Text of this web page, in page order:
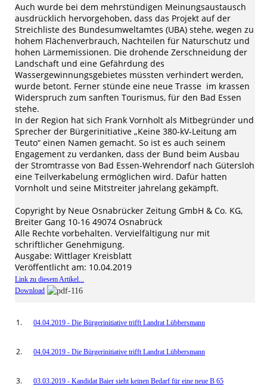
Auch wurde bei dem mehrstündigen Meinungsaustausch
ausdrücklich hervorgehoben, dass das Projekt auf der
Streichliste des Bundesumweltamtes (UBA) stehe, wegen zu
hohem Flächenverbrauch, Nachteilen für Naturschutz und
hohen Lärmemissionen. Die drohende Zerschneidung der
Landschaft und eine Gefährdung des
Wassergewinnungsgebietes müssten verhindert werden,
wurde betont. Ferner stünde eine neue Trasse im krassen
Widerspruch zum sanften Tourismus, für den Bad Essen
stehe.
In der Region hat sich Frank Vornholt als Mitbegründer und
Sprecher der Bürgerinitiative „Keine 380-kV-Leitung am
Teuto“ einen Namen gemacht. So ist es auch seinem
Engagement zu verdanken, dass der Bund beim Ausbau
der Stromtrasse von Bad Essen-Wehrendorf nach Gütersloh
eine Teilverkabelung ermöglichen wird. Dafür hatten
Vornholt und seine Mitstreiter jahrelang gekämpft.
Copyright by Neue Osnabrücker Zeitung GmbH & Co. KG,
Breiter Gang 10-16 49074 Osnabrück
Alle Rechte vorbehalten. Vervielfältigung nur mit
schriftlicher Genehmigung.
Ausgabe: Wittlager Kreisblatt
Veröffentlicht am: 10.04.2019
Link zu diesem Artikel...
Download
04.04.2019 - Die Bürgerinitiative trifft Landrat Lübbersmann
04.04.2019 - Die Bürgerinitiative trifft Landrat Lübbersmann
03.03.2019 - Kandidat Baier sieht keinen Bedarf für eine neue B 65